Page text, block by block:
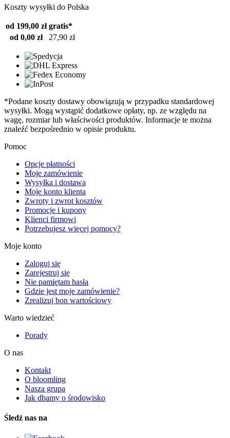
Koszty wysyłki do Polska
od 199,00 zł gratis*
od 0,00 zł
27,90 zł
*Podane koszty dostawy obowiązują w przypadku standardowej
wysyłki. Mogą wystąpić dodatkowe opłaty, np. ze względu na
wagę, rozmiar lub właściwości produktów. Informacje te można
znaleźć bezpośrednio w opisie produktu.
Pomoc
Opcje płatności
Moje zamówienie
Wysyłka i dostawa
Moje konto klienta
Zwroty i zwrot kosztów
Promocje i kupony
Klienci firmowi
Potrzebujesz więcej pomocy?
Moje konto
Zaloguj się
Zarejestruj się
Nie pamiętam hasła
Gdzie jest moje zamówienie?
Zrealizuj bon wartościowy
Warto wiedzieć
Porady
O nas
Kontakt
O bloomling
Nasza grupa
Jak dbamy o środowisko
Śledź nas na